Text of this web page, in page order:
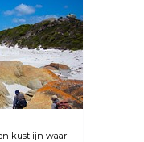
kustlijn waar